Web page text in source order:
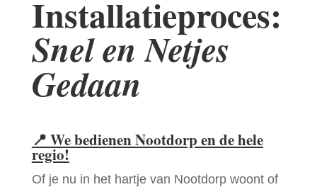
Installatieproces:
Snel en Netjes
Gedaan
📍 We bedienen Nootdorp en de hele
regio!
Of je nu in het hartje van Nootdorp woont of